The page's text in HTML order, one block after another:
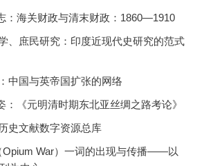
：海关财政与清末财政：1860—1910
、庶民研究：印度近现代史研究的范式
中国与英帝国扩张的网络
：《元明清时期东北亚丝绸之路考论》
史文献数字资源总库
Opium War）一词的出现与传播——以